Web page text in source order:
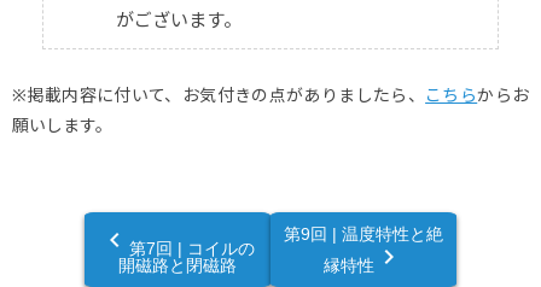
がございます。
※掲載内容に付いて、お気付きの点がありましたら、 こちらからお
願いします。
navigate_before 第7回 | コイルの
開磁路と閉磁路
第9回 | 温度特性と絶
縁特性 navigate_next